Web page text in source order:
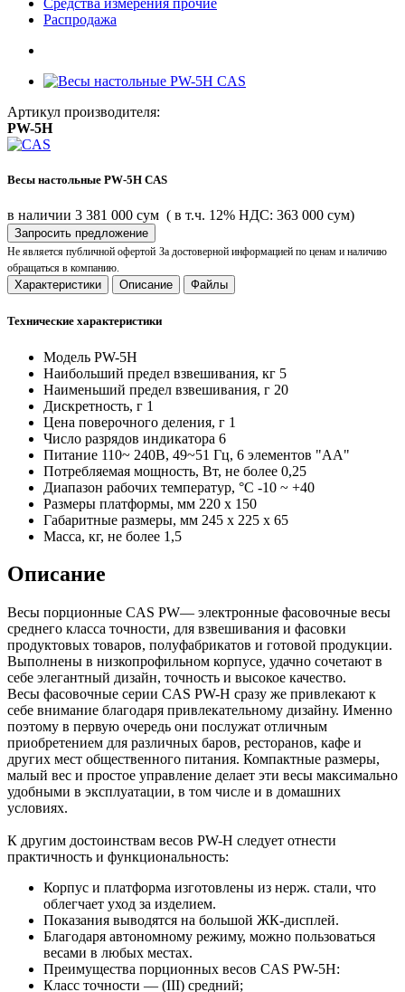
Распродажа
Артикул производителя:
PW-5H
Весы настольные PW-5H CAS
в наличии 3 381 000 сум ( в т.ч. 12% НДС: 363 000 сум)
Запросить предложение
Не является публичной офертой За достоверной информацией по ценам и наличию
обращаться в компанию.
Характеристики Описание Файлы
Технические характеристики
Модель PW-5H
Наибольший предел взвешивания, кг 5
Наименьший предел взвешивания, г 20
Дискретность, г 1
Цена поверочного деления, г 1
Число разрядов индикатора 6
Питание 110~ 240В, 49~51 Гц, 6 элементов "АА"
Потребляемая мощность, Вт, не более 0,25
Диапазон рабочих температур, °C -10 ~ +40
Размеры платформы, мм 220 x 150
Габаритные размеры, мм 245 x 225 x 65
Масса, кг, не более 1,5
Описание
Весы порционные CAS PW— электронные фасовочные весы
среднего класса точности, для взвешивания и фасовки
продуктовых товаров, полуфабрикатов и готовой продукции.
Выполнены в низкопрофильном корпусе, удачно сочетают в
себе элегантный дизайн, точность и высокое качество.
Весы фасовочные серии CAS PW-H сразу же привлекают к
себе внимание благодаря привлекательному дизайну. Именно
поэтому в первую очередь они послужат отличным
приобретением для различных баров, ресторанов, кафе и
других мест общественного питания. Компактные размеры,
малый вес и простое управление делает эти весы максимально
удобными в эксплуатации, в том числе и в домашних
условиях.
К другим достоинствам весов PW-H следует отнести
практичность и функциональность:
Корпус и платформа изготовлены из нерж. стали, что
облегчает уход за изделием.
Показания выводятся на большой ЖК-дисплей.
Благодаря автономному режиму, можно пользоваться
весами в любых местах.
Преимущества порционных весов CAS PW-5H:
Класс точности — (III) средний;